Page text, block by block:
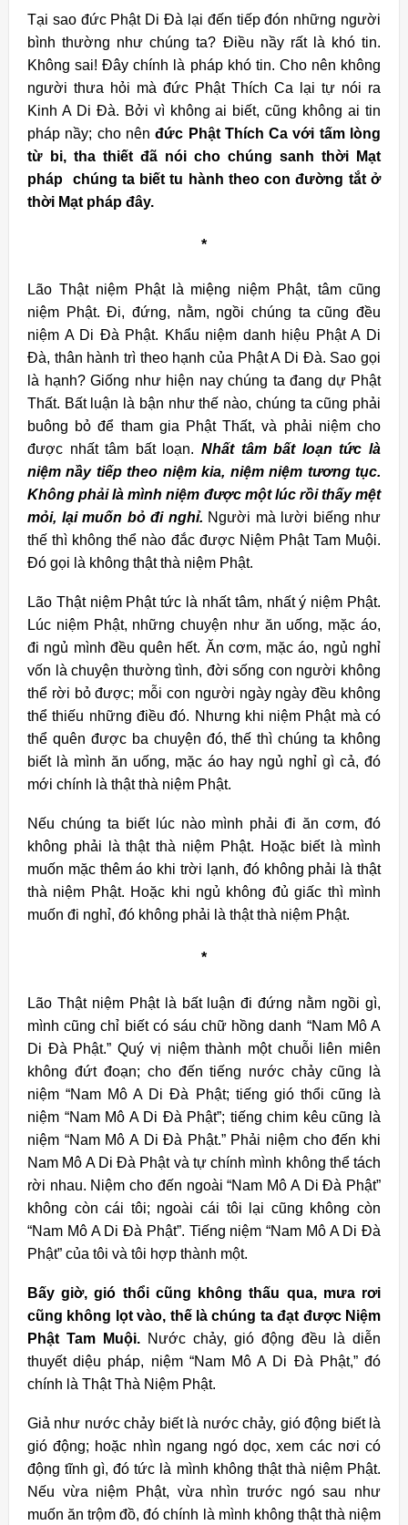
Tại sao đức Phật Di Đà lại đến tiếp đón những người
bình thường như chúng ta? Điều nầy rất là khó tin.
Không sai! Đây chính là pháp khó tin. Cho nên không
người thưa hỏi mà đức Phật Thích Ca lại tự nói ra
Kinh A Di Đà. Bởi vì không ai biết, cũng không ai tin
pháp nầy; cho nênđức Phật Thích Ca với tấm lòng
từ bi, tha thiết đã nói cho chúng sanh thời Mạt
pháp chúng ta biết tu hành theo con đường tắt ở
thời Mạt pháp đây.
*
Lão Thật niệm Phật là miệng niệm Phật, tâm cũng
niệm Phật. Đi, đứng, nằm, ngồi chúng ta cũng đều
niệm A Di Đà Phật. Khẩu niệm danh hiệu Phật A Di
Đà, thân hành trì theo hạnh của Phật A Di Đà. Sao gọi
là hạnh? Giống như hiện nay chúng ta đang dự Phật
Thất. Bất luận là bận như thế nào, chúng ta cũng phải
buông bỏ để tham gia Phật Thất, và phải niệm cho
được nhất tâm bất loạn. Nhất tâm bất loạn tức là
niệm nầy tiếp theo niệm kia, niệm niệm tương tục.
Không phải là mình niệm được một lúc rồi thấy mệt
mỏi, lại muốn bỏ đi nghỉ. Người mà lười biếng như
thế thì không thể nào đắc được Niệm Phật Tam Muội.
Đó gọi là không thật thà niệm Phật.
Lão Thật niệm Phật tức là nhất tâm, nhất ý niệm Phật.
Lúc niệm Phật, những chuyện như ăn uống, mặc áo,
đi ngủ mình đều quên hết. Ăn cơm, mặc áo, ngủ nghỉ
vốn là chuyện thường tình, đời sống con người không
thể rời bỏ được; mỗi con người ngày ngày đều không
thể thiếu những điều đó. Nhưng khi niệm Phật mà có
thể quên được ba chuyện đó, thế thì chúng ta không
biết là mình ăn uống, mặc áo hay ngủ nghỉ gì cả, đó
mới chính là thật thà niệm Phật.
Nếu chúng ta biết lúc nào mình phải đi ăn cơm, đó
không phải là thật thà niệm Phật. Hoặc biết là mình
muốn mặc thêm áo khi trời lạnh, đó không phải là thật
thà niệm Phật. Hoặc khi ngủ không đủ giấc thì mình
muốn đi nghỉ, đó không phải là thật thà niệm Phật.
*
Lão Thật niệm Phật là bất luận đi đứng nằm ngồi gì,
mình cũng chỉ biết có sáu chữ hồng danh “Nam Mô A
Di Đà Phật.” Quý vị niệm thành một chuỗi liên miên
không đứt đoạn; cho đến tiếng nước chảy cũng là
niệm “Nam Mô A Di Đà Phật; tiếng gió thổi cũng là
niệm “Nam Mô A Di Đà Phật”; tiếng chim kêu cũng là
niệm “Nam Mô A Di Đà Phật.” Phải niệm cho đến khi
Nam Mô A Di Đà Phật và tự chính mình không thể tách
rời nhau. Niệm cho đến ngoài “Nam Mô A Di Đà Phật”
không còn cái tôi; ngoài cái tôi lại cũng không còn
“Nam Mô A Di Đà Phật”. Tiếng niệm “Nam Mô A Di Đà
Phật” của tôi và tôi hợp thành một.
Bấy giờ, gió thổi cũng không thấu qua, mưa rơi
cũng không lọt vào, thế là chúng ta đạt được Niệm
Phật Tam Muội. Nước chảy, gió động đều là diễn
thuyết diệu pháp, niệm “Nam Mô A Di Đà Phật,” đó
chính là Thật Thà Niệm Phật.
Giả như nước chảy biết là nước chảy, gió động biết là
gió động; hoặc nhìn ngang ngó dọc, xem các nơi có
động tĩnh gì, đó tức là mình không thật thà niệm Phật.
Nếu vừa niệm Phật, vừa nhìn trước ngó sau như
muốn ăn trộm đồ, đó chính là mình không thật thà niệm